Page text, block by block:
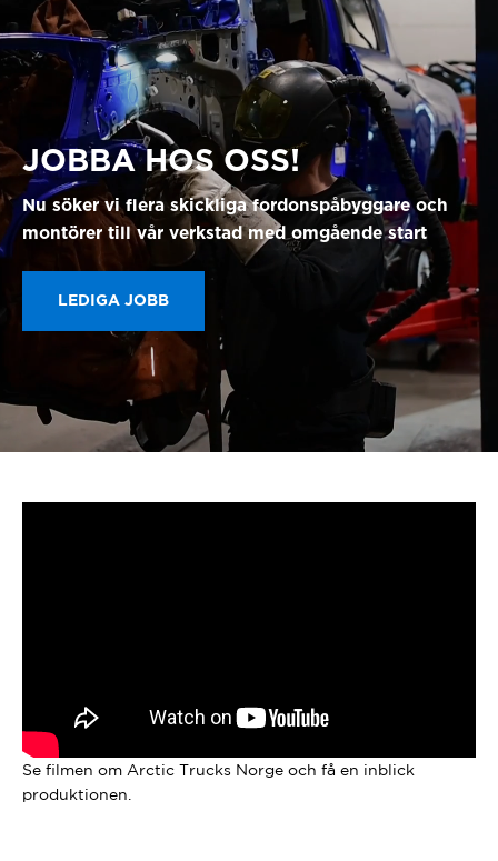
JOBBA HOS OSS!
Nu söker vi flera skickliga fordonspåbyggare och
montörer till vår verkstad med omgående start
LEDIGA JOBB
Se filmen om Arctic Trucks Norge och få en inblick
produktionen.